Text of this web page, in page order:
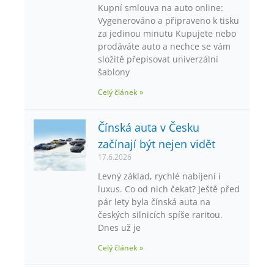
Kupní smlouva na auto online:
Vygenerováno a připraveno k tisku
za jedinou minutu Kupujete nebo
prodáváte auto a nechce se vám
složitě přepisovat univerzální
šablony
Celý článek »
Čínská auta v Česku
začínají být nejen vidět
17.6.2026
Levný základ, rychlé nabíjení i
luxus. Co od nich čekat? Ještě před
pár lety byla čínská auta na
českých silnicích spíše raritou.
Dnes už je
Celý článek »